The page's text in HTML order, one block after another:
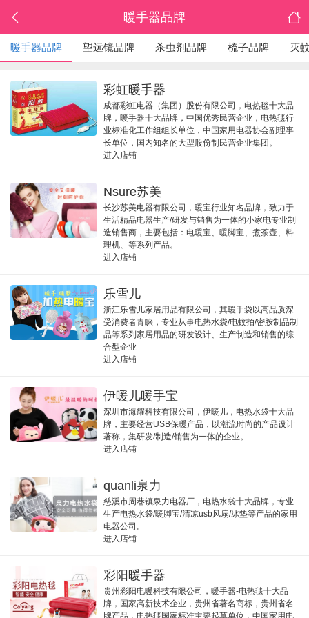
暖手器品牌
暖手器品牌 望远镜品牌 杀虫剂品牌 梳子品牌 灭
彩虹暖手器
成都彩虹电器（集团）股份有限公司，电热毯十大品
牌，暖手器十大品牌，中国优秀民营企业，电热毯行
业标准化工作组组长单位，中国家用电器协会副理事
长单位，国内知名的大型股份制民营企业集团。
进入店铺
Nsure苏美
长沙苏美电器有限公司，暖宝行业知名品牌，致力于
生活精品电器生产/研发与销售为一体的小家电专业制
造销售商，主要包括：电暖宝、暖脚宝、煮茶壶、料
理机、等系列产品。
进入店铺
乐雪儿
浙江乐雪儿家居用品有限公司，其暖手袋以高品质深
受消费者青睐，专业从事电热水袋/电蚊拍/密胺制品制
品等系列家居用品的研发设计、生产制造和销售的综
合型企业
进入店铺
伊暖儿暖手宝
深圳市海耀科技有限公司，伊暖儿，电热水袋十大品
牌，主要经营USB保暖产品，以潮流时尚的产品设计
著称，集研发/制造/销售为一体的企业。
进入店铺
quanli泉力
慈溪市周巷镇泉力电器厂，电热水袋十大品牌，专业
生产电热水袋/暖脚宝/清凉usb风扇/冰垫等产品的家用
电器公司。
进入店铺
彩阳暖手器
贵州彩阳电暖科技有限公司，暖手器-电热毯十大品
牌，国家高新技术企业，贵州省著名商标，贵州省名
牌产品，电热毯国家标准主要起草单位，中国家用电